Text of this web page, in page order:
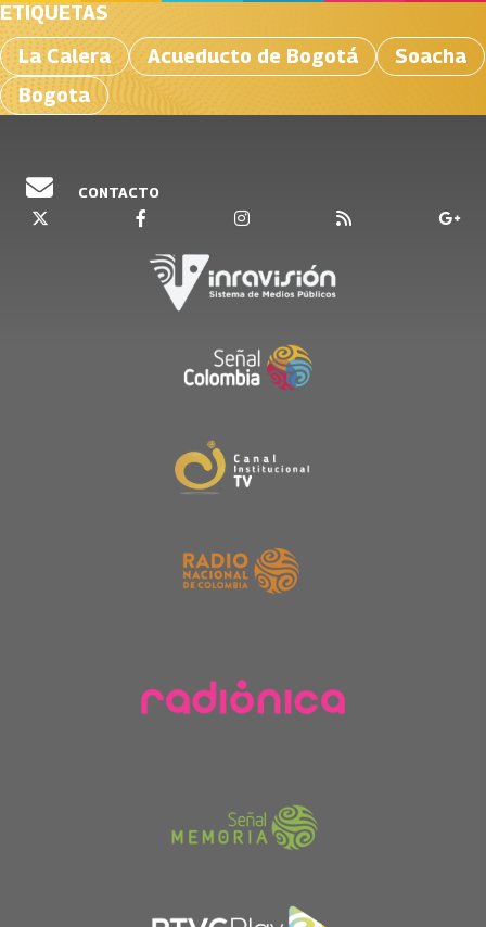
ETIQUETAS
La Calera
Acueducto de Bogotá
Soacha
Bogota
CONTACTO